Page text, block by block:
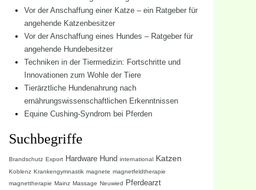
Vor der Anschaffung einer Katze – ein Ratgeber für
angehende Katzenbesitzer
Vor der Anschaffung eines Hundes – Ratgeber für
angehende Hundebesitzer
Techniken in der Tiermedizin: Fortschritte und
Innovationen zum Wohle der Tiere
Tierärztliche Hundenahrung nach
ernährungswissenschaftlichen Erkenntnissen
Equine Cushing-Syndrom bei Pferden
Suchbegriffe
Brandschutz Export Hardware Hund international Katzen
Koblenz Krankengymnastik magnete magnetfeldtherapie
magnettherapie Mainz Massage Neuwied
Pferdearzt